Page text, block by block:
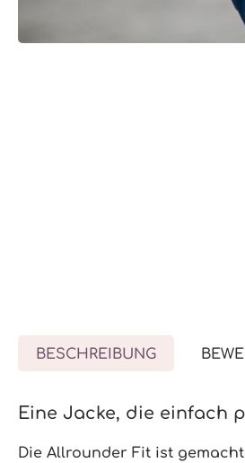
BESCHREIBUNG
Eine Jacke, die einfach
Die Allrounder Fit ist